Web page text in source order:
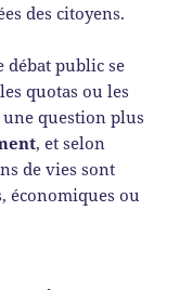
des citoyens.
débat public se
quotas ou les
question plus
, et selon
de vies sont
économiques ou